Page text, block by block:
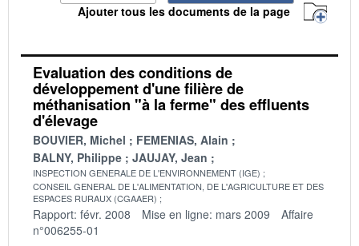
Ajouter tous les documents de la page
Evaluation des conditions de
développement d'une filière de
méthanisation "à la ferme" des effluents
d'élevage
BOUVIER, Michel
FEMENIAS, Alain
BALNY, Philippe
JAUJAY, Jean
INSPECTION GENERALE DE L'ENVIRONNEMENT (IGE)
CONSEIL GENERAL DE L'ALIMENTATION, DE L'AGRICULTURE ET DES
ESPACES RURAUX (CGAAER)
Rapport: févr. 2008 Mise en ligne: mars 2009
Affaire
n°006255-01